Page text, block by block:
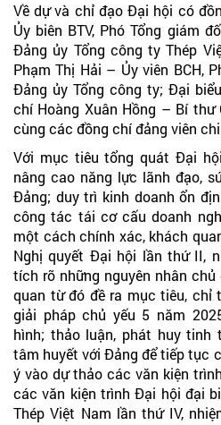
Về dự và chỉ đạo Đại hội có
Ủy biên BTV, Phó Tổng giám
Đảng ủy Tổng công ty Thép
Phạm Thị Hải – Ủy viên BCH,
Đảng ủy Tổng công ty; Đại
chí Hoàng Xuân Hồng – Bí thư
cùng các đồng chí đảng viên
Với mục tiêu tổng quát Đại
nâng cao năng lực lãnh đạo,
Đảng; duy trì kinh doanh ổn
công tác tái cơ cấu doanh
một cách chính xác, khách
Nghị quyết Đại hội lần thứ II,
tích rõ những nguyên nhân chủ
quan từ đó đề ra mục tiêu, chỉ
giải pháp chủ yếu 5 năm
hình; thảo luận, phát huy tinh
tâm huyết với Đảng để tiếp tục
ý vào dự thảo các văn kiện
các văn kiện trình Đại hội đại
Thép Việt Nam lần thứ IV,